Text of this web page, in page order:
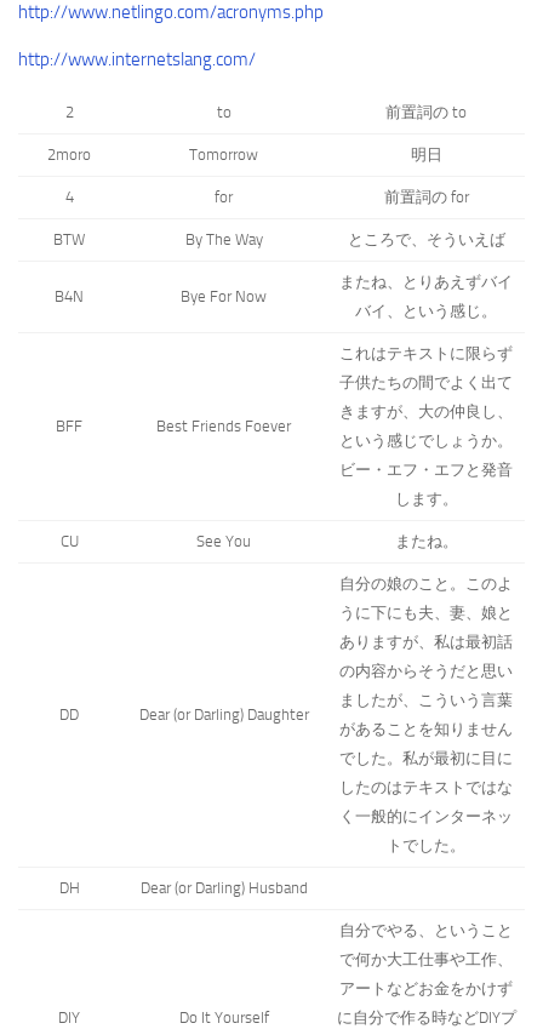
http://www.netlingo.com/acronyms.php
http://www.internetslang.com/
2 to 前置詞の to
2moro Tomorrow 明日
4 for 前置詞の for
BTW By The Way ところで、そういえば
B4N Bye For Now
またね、とりあえずバイ
バイ、という感じ。
BFF Best Friends Foever
これはテキストに限らず
子供たちの間でよく出て
きますが、大の仲良し、
という感じでしょうか。
ビー・エフ・エフと発音
します。
CU See You またね。
DD Dear (or Darling) Daughter
自分の娘のこと。このよ
うに下にも夫、妻、娘と
ありますが、私は最初話
の内容からそうだと思い
ましたが、こういう言葉
があることを知りません
でした。私が最初に目に
したのはテキストではな
く一般的にインターネッ
トでした。
DH Dear (or Darling) Husband
DIY Do It Yourself
自分でやる、ということ
で何か大工仕事や工作、
アートなどお金をかけず
に自分で作る時などDIYプ